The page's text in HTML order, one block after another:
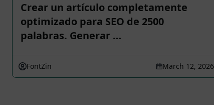
Crear un artículo completamente
optimizado para SEO de 2500
palabras. Generar …
FontZin March 12, 2026